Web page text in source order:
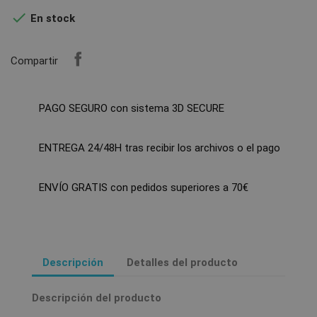
 En stock
Compartir
PAGO SEGURO con sistema 3D SECURE
ENTREGA 24/48H tras recibir los archivos o el pago
ENVÍO GRATIS con pedidos superiores a 70€
Descripción Detalles del producto
Descripción del producto